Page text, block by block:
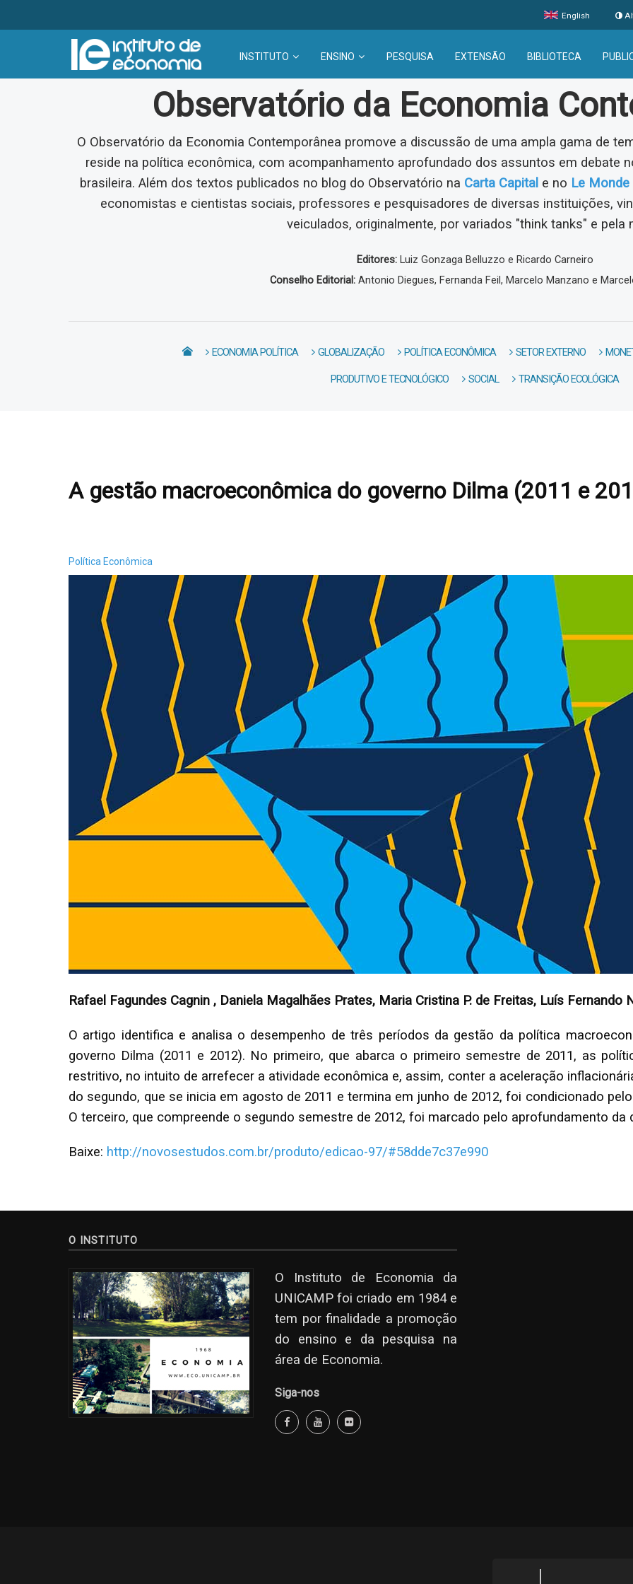
English
INSTITUTO ENSINO PESQUISA EXTENSÃO BIBLIOTECA
Observatório da Economia
O Observatório da Economia Contemporânea promove a discussão de uma ampla gama de
reside na política econômica, com acompanhamento aprofundado dos assuntos em debate
brasileira. Além dos textos publicados no blog do Observatório na Carta Capital e no Le
economistas e cientistas sociais, professores e pesquisadores de diversas instituições,
veiculados, originalmente, por variados "think tanks" e pela
Editores: Luiz Gonzaga Belluzzo e Ricardo Carneiro
Conselho Editorial: Antonio Diegues, Fernanda Feil, Marcelo Manzano e
ECONOMIA POLÍTICA GLOBALIZAÇÃO POLÍTICA ECONÔMICA SETOR EXTERNO
PRODUTIVO E TECNOLÓGICO SOCIAL TRANSIÇÃO ECOLÓGICA
A gestão macroeconômica do governo Dilma (2011 e
Política Econômica
Rafael Fagundes Cagnin , Daniela Magalhães Prates, Maria Cristina P. de Freitas, Luís
O artigo identifica e analisa o desempenho de três períodos da gestão da política
governo Dilma (2011 e 2012). No primeiro, que abarca o primeiro semestre de 2011, as
restritivo, no intuito de arrefecer a atividade econômica e, assim, conter a aceleração
do segundo, que se inicia em agosto de 2011 e termina em junho de 2012, foi condicionado
O terceiro, que compreende o segundo semestre de 2012, foi marcado pelo aprofundamento
Baixe: http://novosestudos.com.br/produto/edicao-97/#58dde7c37e990
O INSTITUTO
O Instituto de Economia da
UNICAMP foi criado em 1984 e
tem por finalidade a promoção
do ensino e da pesquisa na
área de Economia.
Siga-nos